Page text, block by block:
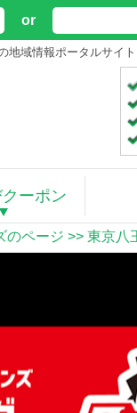
or
域情報ポータルサイト
ーポン
のページ >> 東京八